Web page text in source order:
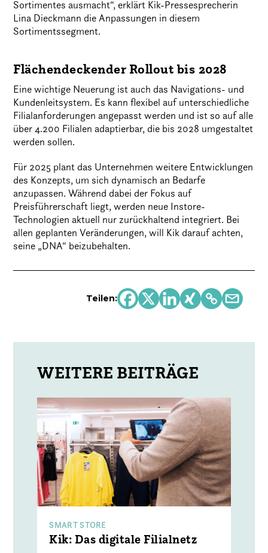
Sortimentes ausmacht“, erklärt Kik-Pressesprecherin
Lina Dieckmann die Anpassungen in diesem
Sortimentssegment.
Flächendeckender Rollout bis 2028
Eine wichtige Neuerung ist auch das Navigations- und
Kundenleitsystem. Es kann flexibel auf unterschiedliche
Filialanforderungen angepasst werden und ist so auf alle
über 4.200 Filialen adaptierbar, die bis 2028 umgestaltet
werden sollen.
Für 2025 plant das Unternehmen weitere Entwicklungen
des Konzepts, um sich dynamisch an Bedarfe
anzupassen. Während dabei der Fokus auf
Preisführerschaft liegt, werden neue Instore-
Technologien aktuell nur zurückhaltend integriert. Bei
allen geplanten Veränderungen, will Kik darauf achten,
seine „DNA“ beizubehalten.
Teilen:
SMART STORE
Kik: Das digitale Filialnetz